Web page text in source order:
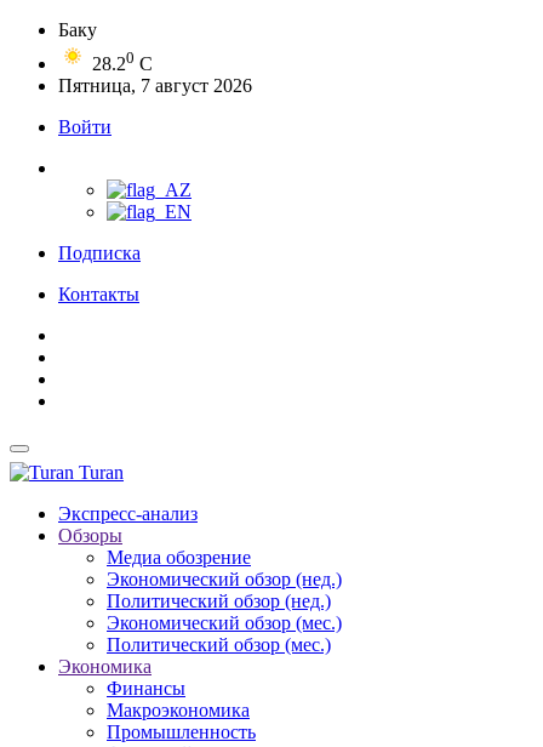
Баку
28.20 C
Пятница, 7 август 2026
Войти
Подписка
Контакты
Turan
Экспресс-анализ
Обзоры
Медиа обозрение
Экономический обзор (нед.)
Политический обзор (нед.)
Экономический обзор (мес.)
Политический обзор (мес.)
Экономика
Финансы
Макроэкономика
Промышленность